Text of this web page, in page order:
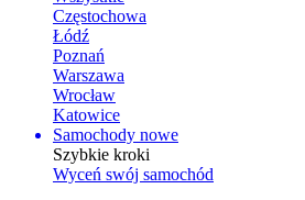
Częstochowa
Łódź
Poznań
Warszawa
Wrocław
Katowice
Samochody nowe
Szybkie kroki
Wyceń swój samochód